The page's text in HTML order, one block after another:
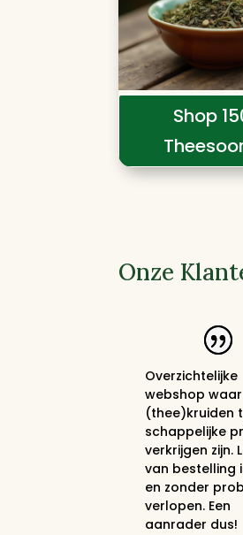
Shop
Onze
Overzichtelijke
webshop
(thee)kruiden
schappelijke
verkrijgen zijn.
van bestelling
en zonder
verlopen. Een
aanrader dus!